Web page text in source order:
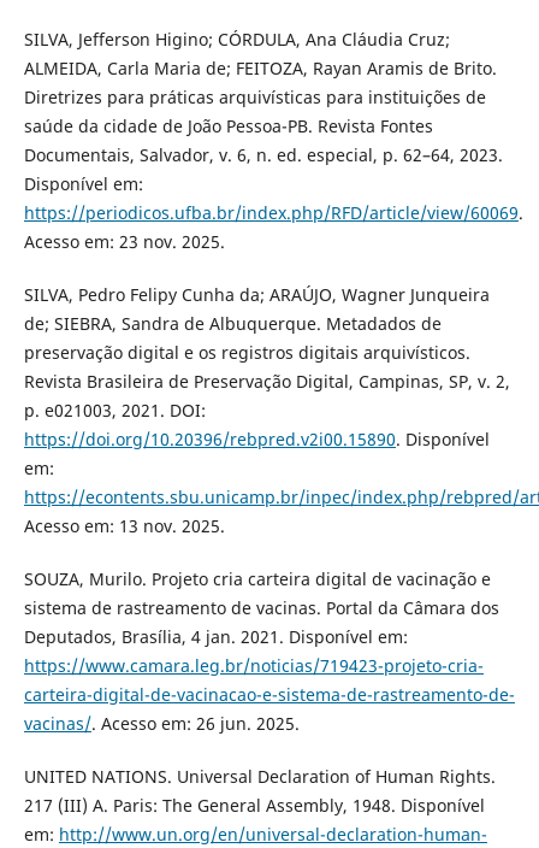
SILVA, Jefferson Higino; CÓRDULA, Ana Cláudia Cruz;
ALMEIDA, Carla Maria de; FEITOZA, Rayan Aramis de Brito.
Diretrizes para práticas arquivísticas para instituições de
saúde da cidade de João Pessoa-PB. Revista Fontes
Documentais, Salvador, v. 6, n. ed. especial, p. 62–64, 2023.
Disponível em:
https://periodicos.ufba.br/index.php/RFD/article/view/60069.
Acesso em: 23 nov. 2025.
SILVA, Pedro Felipy Cunha da; ARAÚJO, Wagner Junqueira
de; SIEBRA, Sandra de Albuquerque. Metadados de
preservação digital e os registros digitais arquivísticos.
Revista Brasileira de Preservação Digital, Campinas, SP, v. 2,
p. e021003, 2021. DOI:
https://doi.org/10.20396/rebpred.v2i00.15890. Disponível
em:
https://econtents.sbu.unicamp.br/inpec/index.php/rebpred/
Acesso em: 13 nov. 2025.
SOUZA, Murilo. Projeto cria carteira digital de vacinação e
sistema de rastreamento de vacinas. Portal da Câmara dos
Deputados, Brasília, 4 jan. 2021. Disponível em:
https://www.camara.leg.br/noticias/719423-projeto-cria-
carteira-digital-de-vacinacao-e-sistema-de-rastreamento-de-
vacinas/. Acesso em: 26 jun. 2025.
UNITED NATIONS. Universal Declaration of Human Rights.
217 (III) A. Paris: The General Assembly, 1948. Disponível
em: http://www.un.org/en/universal-declaration-human-